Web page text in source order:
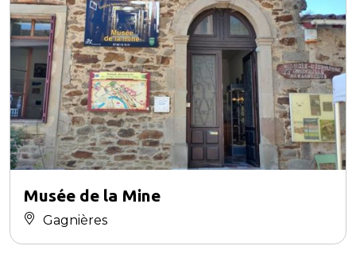
Musée de la Mine
Gagnières